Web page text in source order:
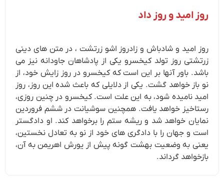
روز امید و روز داد
روز امید و شادباش و زادروز اشو زرتشت ، در متن های دینی
زرتشتی روز تولد کیخسرو یکی از پادشاهان جاودانه نیز می
باشد. باور آنها بر این است که کیخسرو در روز زایش خود، از
نو باز خواهد گشت. یکی از دلایلی که باعث شده این روز، روز
امید نامیده شود، به این علت است. کیخسرو در چنین روزی،
رستاخیز خواهد یافت. همچنین سوشیانت در ششم فروردین
نمایان خواهد شد و ریشه ستم را برخواهد کند. او دادگستر
است و جهان را با دادگری های خود از نو به تعادل نخستین،
یعنی به وضعیت بهشت گونه پیش از یورش اهریمن به آن،
بازخواهد گرداند.